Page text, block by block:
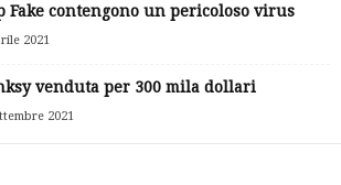
Fake contengono un pericoloso virus
2021
venduta per 300 mila dollari
2021